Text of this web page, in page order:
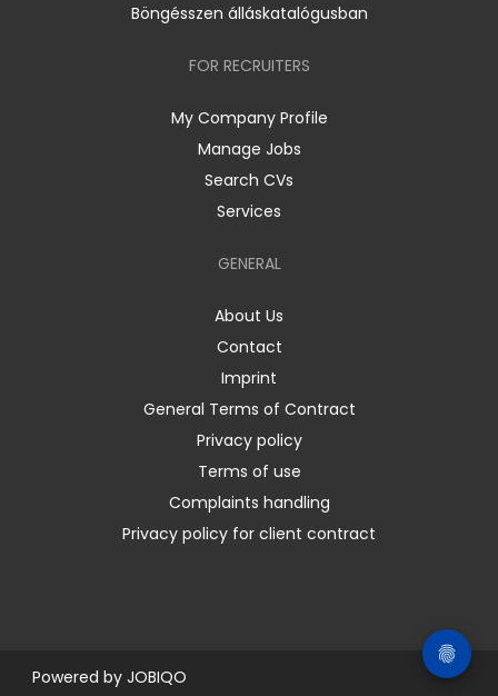
Böngésszen álláskatalógusban
FOR RECRUITERS
My Company Profile
Manage Jobs
Search CVs
Services
GENERAL
About Us
Contact
Imprint
General Terms of Contract
Privacy policy
Terms of use
Complaints handling
Privacy policy for client contract
Powered by JOBIQO